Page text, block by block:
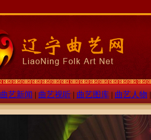
曲艺新闻 | 曲艺视听| 曲艺图库| 曲艺人物 |